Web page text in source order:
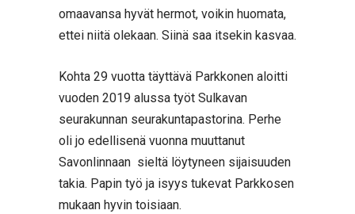
omaavansa hyvät hermot, voikin huomata,
ettei niitä olekaan. Siinä saa itsekin kasvaa.
Kohta 29 vuotta täyttävä Parkkonen aloitti
vuoden 2019 alussa työt Sulkavan
seurakunnan seurakuntapastorina. Perhe
oli jo edellisenä vuonna muuttanut
Savonlinnaan sieltä löytyneen sijaisuuden
takia. Papin työ ja isyys tukevat Parkkosen
mukaan hyvin toisiaan.